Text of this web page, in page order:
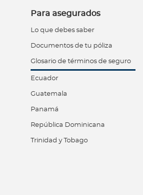
Para asegurados
Lo que debes saber
Documentos de tu póliza
Glosario de términos de seguro
Ecuador
Guatemala
Panamá
República Dominicana
Trinidad y Tobago